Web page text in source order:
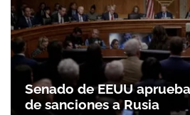
Senado de EEUU
de sanciones a Rusia